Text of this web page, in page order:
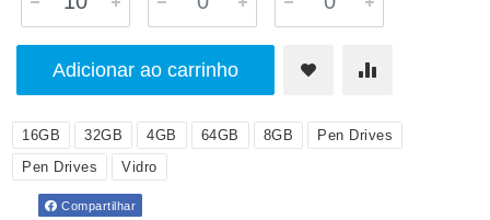
Adicionar ao carrinho
16GB 32GB 4GB 64GB 8GB
Pen Drives
Pen Drives
Vidro
Compartilhar